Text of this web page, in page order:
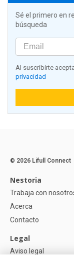
Sé el primero en
búsqueda
Al suscribirte
privacidad
© 2026 Lifull Connect
Nestoria
Trabaja con
Acerca
Contacto
Legal
Aviso legal